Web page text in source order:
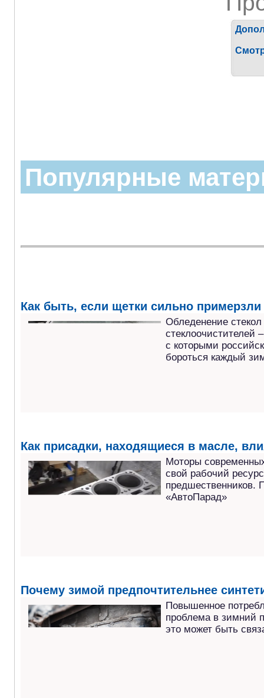
Популярные
Как быть, если щетки сильно примерзли
Обледенение
стеклоочистителей
с которыми
бороться каждый
Как присадки, находящиеся в масле,
Моторы
свой рабочий
предшественников.
«АвтоПарад»
Почему зимой предпочтительнее
Повышенное
проблема в зимний
это может быть